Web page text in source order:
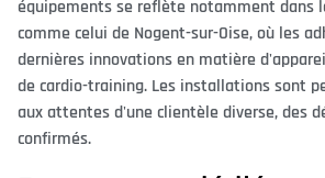
équipements se reflète notamment dans
comme celui de Nogent-sur-Oise, où les
dernières innovations en matière
de cardio-training. Les installations sont
aux attentes d'une clientèle diverse, des
confirmés.